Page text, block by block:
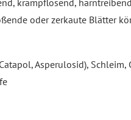
oder zerkaute Blätter
Asperulosid), Schleim,